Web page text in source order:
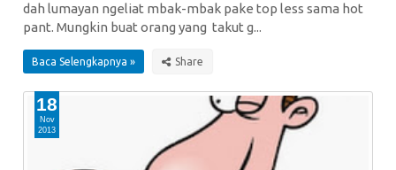
dah lumayan ngeliat mbak-mbak pake top less sama hot
pant. Mungkin buat orang yang takut g...
Baca Selengkapnya »
18
Nov
2013